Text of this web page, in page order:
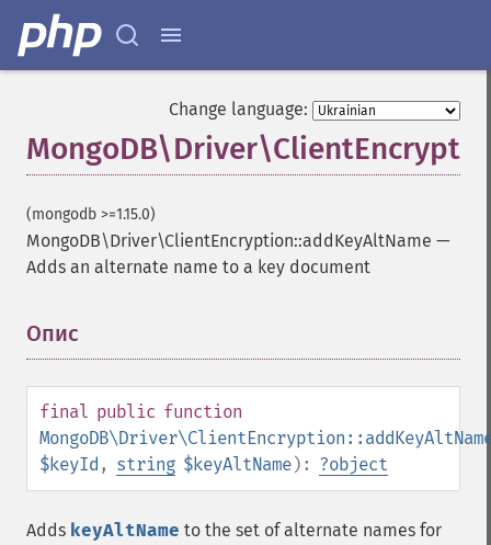
Change language:
(mongodb >=1.15.0)
MongoDB\Driver\ClientEncryption::addKeyAltName —
Adds an alternate name to a key document
Опис
final public function
$keyId , string $keyAltName): ?object
Adds keyAltName to the set of alternate names for